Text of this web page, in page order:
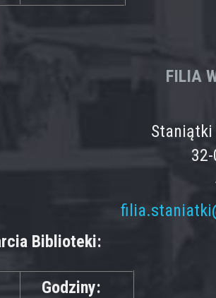
FILIA
Biblioteki:
Godziny: